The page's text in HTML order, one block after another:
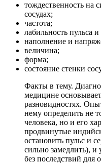
тождественность на
сосудах;
частота;
лабильность пульса
наполнение и
величина;
форма;
состояние стенки
Факты в тему.
медицине
разновидностях.
нему определить не
человека, но и его
продвинутые
остановить пульс и
сильно замедлить), и
без последствий для